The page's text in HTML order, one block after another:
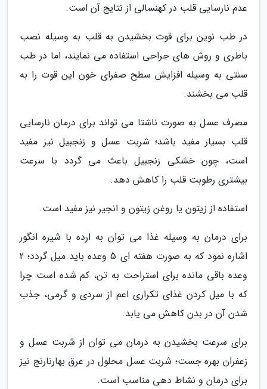
عدم نارسایی قلب در کهنسالی از نتایج آن است.
در طب نوین برای قوت بخشیدن به قلب به وسیله نصب
باطری و روش های جراحی استفاده می نمایند، اما در طب
سنتی به وسیله افزایش سطح صفرای خون این قوت را به
قلب می بخشند.
مصرف عسل به صورت ناشتا می تواند برای درمان نارسایی
قلب بسیار مفید باشد؛ شربت عسل و زنجبیل نیز مفید
است، چون خشکی زنجبیل باعث می گردد با سرعت
بیشتری رطوبت قلب را کاهش دهد.
استفاده از زیتون یا روغن زیتون و انجیر نیز مفید است.
برای درمان به وسیله غذا می توان به ارده با شیره انگور
اشاره نمود که به صورت هفته ای 5 وعده باید میل گردد؛ 2
وعده باقی مانده برای استراحت به تن، کم شده است چرا
که با میل کردن غذای تکراری اعم از سردی و گرمی، جذب
شدن آن در بدن کاهش می یابد.
برای سرعت بخشیدن به درمان می توان از شربت عسل و
زعفران بهره جست؛ شربت عسل محلول در عرق بهارنارنج نیز
برای درمان و نشاط دهی مناسب است.